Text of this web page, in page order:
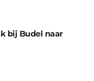
er
Leuken
bij Budel naar